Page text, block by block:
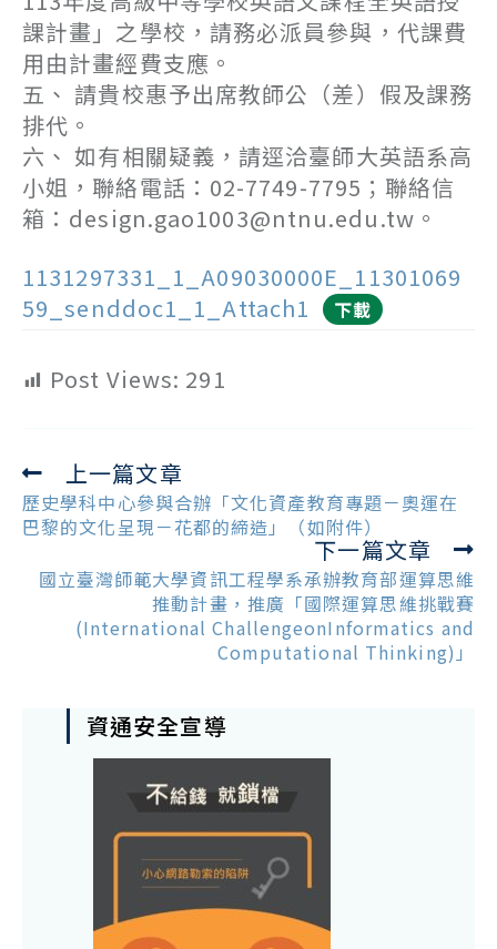
課計畫」之學校，請務必派員參與，代課費
用由計畫經費支應。
五、 請貴校惠予出席教師公（差）假及課務
排代。
六、 如有相關疑義，請逕洽臺師大英語系高
小姐，聯絡電話：02-7749-7795；聯絡信
箱：design.gao1003@ntnu.edu.tw。
1131297331_1_A09030000E_11301069
59_senddoc1_1_Attach1
下載
Post Views: 291
Read
more
articles
上一篇文章
歷史學科中心參與合辦「文化資產教育專題－奧運在
巴黎的文化呈現－花都的締造」（如附件）
下一篇文章
國立臺灣師範大學資訊工程學系承辦教育部運算思維
推動計畫，推廣「國際運算思維挑戰賽
(International ChallengeonInformatics and
Computational Thinking)」
資通安全宣導